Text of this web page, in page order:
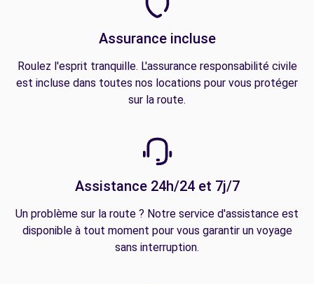
Assurance incluse
Roulez l'esprit tranquille. L'assurance responsabilité civile
est incluse dans toutes nos locations pour vous protéger
sur la route.
Assistance 24h/24 et 7j/7
Un problème sur la route ? Notre service d'assistance est
disponible à tout moment pour vous garantir un voyage
sans interruption.